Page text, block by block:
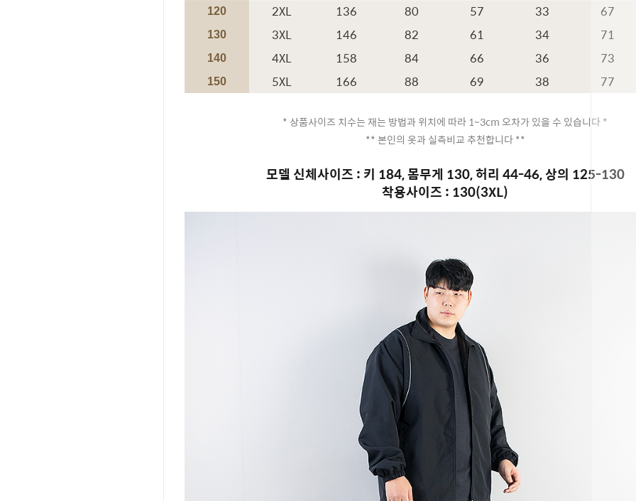
120 2XL 136 80 57 33 67
130 3XL 146 82 61 34 71
140 4XL 158 84 66 36 73
150 5XL 166 88 69 38 77
* 상품사이즈 치수는 재는 방법과 위치에 따라 1~3cm 오차가 있을 수 있습니다 *
** 본인의 옷과 실측비교 추천합니다 **
모델 신체사이즈 : 키 184, 몸무게 130, 허리 44-46, 상의 125-130
착용사이즈 : 130(3XL)